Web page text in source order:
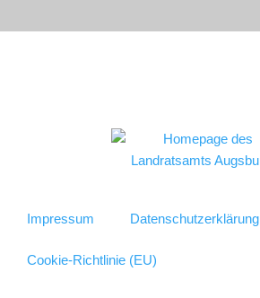
Impressum Datenschutzerklärung
Cookie-Richtlinie (EU)